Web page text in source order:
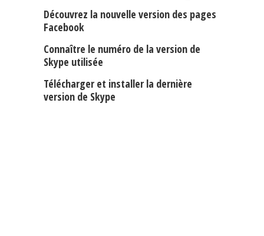
Découvrez la nouvelle version des pages
Facebook
Connaître le numéro de la version de
Skype utilisée
Télécharger et installer la dernière
version de Skype